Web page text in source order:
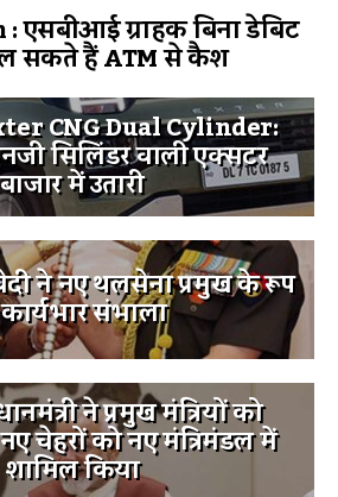
: एसबीआई ग्राहक बिना डेबिट
सकते हैं ATM से कैश
CNG Dual Cylinder:
सिलिंडर वाली एक्सटर
बाजार में उतारी
ने नए थलसेना प्रमुख के रूप
संभाला
ने प्रमुख मंत्रियों को
चेहरों को नए मंत्रिमंडल में
शामिल किया